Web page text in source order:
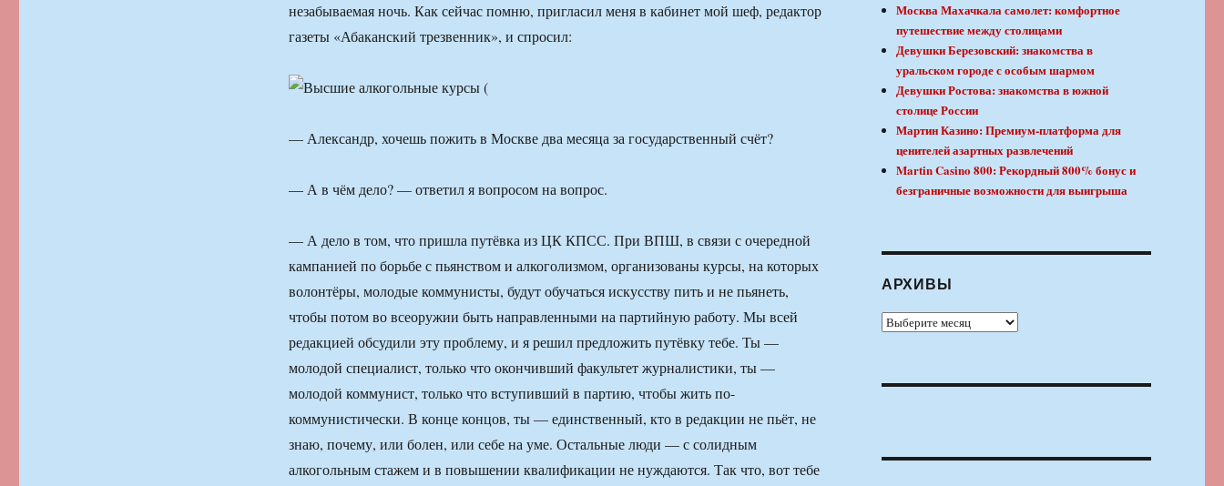
незабываемая ночь. Как сейчас помню, пригласил меня в кабинет мой шеф, редактор
газеты «Абаканский трезвенник», и спросил:
— Александр, хочешь пожить в Москве два месяца за государственный счёт?
— А в чём дело? — ответил я вопросом на вопрос.
— А дело в том, что пришла путёвка из ЦК КПСС. При ВПШ, в связи с очередной
кампанией по борьбе с пьянством и алкоголизмом, организованы курсы, на которых
волонтёры, молодые коммунисты, будут обучаться искусству пить и не пьянеть,
чтобы потом во всеоружии быть направленными на партийную работу. Мы всей
редакцией обсудили эту проблему, и я решил предложить путёвку тебе. Ты —
молодой специалист, только что окончивший факультет журналистики, ты —
молодой коммунист, только что вступивший в партию, чтобы жить по-
коммунистически. В конце концов, ты — единственный, кто в редакции не пьёт, не
знаю, почему, или болен, или себе на уме. Остальные люди — с солидным
алкогольным стажем и в повышении квалификации не нуждаются. Так что, вот тебе
Москва Махачкала самолет: комфортное
путешествие между столицами
Девушки Березовский: знакомства в
уральском городе с особым шармом
Девушки Ростова: знакомства в южной
столице России
Мартин Казино: Премиум-платформа для
ценителей азартных развлечений
Martin Casino 800: Рекордный 800% бонус и
безграничные возможности для выигрыша
АРХИВЫ
Архивы